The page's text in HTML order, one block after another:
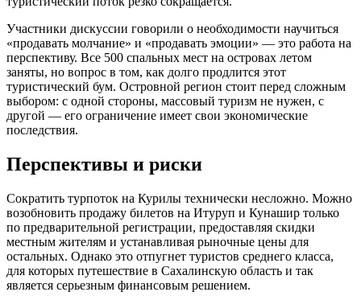
Участники дискуссии говорили о необходимости научиться
«продавать молчание» и «продавать эмоции» — это работа на
перспективу. Все 500 спальных мест на островах летом
заняты, но вопрос в том, как долго продлится этот
туристический бум. Островной регион стоит перед сложным
выбором: с одной стороны, массовый туризм не нужен, с
другой — его ограничение имеет свои экономические
последствия.
Перспективы и риски
Сократить турпоток на Курилы технически несложно. Можно
возобновить продажу билетов на Итуруп и Кунашир только
по предварительной регистрации, предоставляя скидки
местным жителям и устанавливая рыночные цены для
остальных. Однако это отпугнет туристов среднего класса,
для которых путешествие в Сахалинскую область и так
является серьезным финансовым решением.